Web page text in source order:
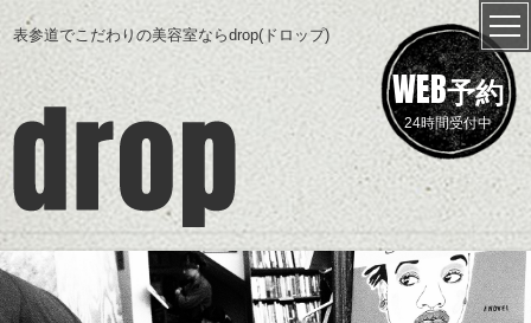
表参道でこだわりの美容室ならdrop(ドロップ)
WEB予約
24時間受付中